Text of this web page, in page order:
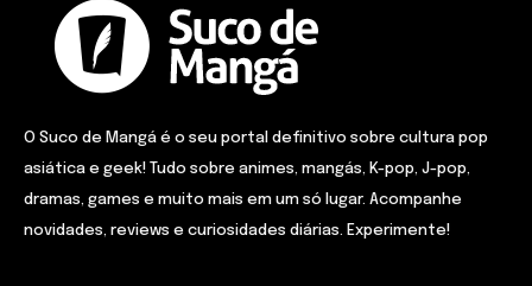
O Suco de Mangá é o seu portal definitivo sobre cultura pop
asiática e geek! Tudo sobre animes, mangás, K-pop, J-pop,
dramas, games e muito mais em um só lugar. Acompanhe
novidades, reviews e curiosidades diárias. Experimente!